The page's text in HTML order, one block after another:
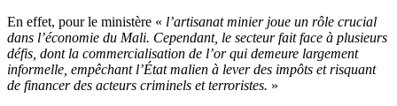
En effet, pour le ministère « l’artisanat minier joue un rôle crucial
dans l’économie du Mali. Cependant, le secteur fait face à plusieurs
défis, dont la commercialisation de l’or qui demeure largement
informelle, empêchant l’État malien à lever des impôts et risquant
de financer des acteurs criminels et terroristes. »